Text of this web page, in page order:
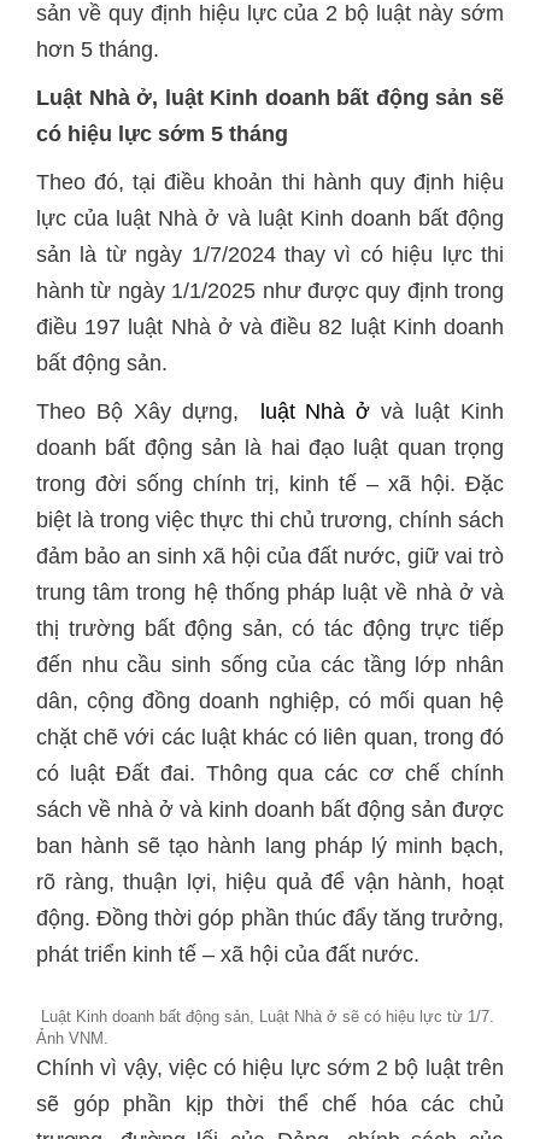
sản về quy định hiệu lực của 2 bộ luật này sớm
hơn 5 tháng.
Luật Nhà ở, luật Kinh doanh bất động sản sẽ
có hiệu lực sớm 5 tháng
Theo đó, tại điều khoản thi hành quy định hiệu
lực của luật Nhà ở và luật Kinh doanh bất động
sản là từ ngày 1/7/2024 thay vì có hiệu lực thi
hành từ ngày 1/1/2025 như được quy định trong
điều 197 luật Nhà ở và điều 82 luật Kinh doanh
bất động sản.
Theo Bộ Xây dựng,
luật Nhà ởvà luật Kinh
doanh bất động sản là hai đạo luật quan trọng
trong đời sống chính trị, kinh tế – xã hội. Đặc
biệt là trong việc thực thi chủ trương, chính sách
đảm bảo an sinh xã hội của đất nước, giữ vai trò
trung tâm trong hệ thống pháp luật về nhà ở và
thị trường bất động sản, có tác động trực tiếp
đến nhu cầu sinh sống của các tầng lớp nhân
dân, cộng đồng doanh nghiệp, có mối quan hệ
chặt chẽ với các luật khác có liên quan, trong đó
có luật Đất đai. Thông qua các cơ chế chính
sách về nhà ở và kinh doanh bất động sản được
ban hành sẽ tạo hành lang pháp lý minh bạch,
rõ ràng, thuận lợi, hiệu quả để vận hành, hoạt
động. Đồng thời góp phần thúc đẩy tăng trưởng,
phát triển kinh tế – xã hội của đất nước.
Luật Kinh doanh bất động sản, Luật Nhà ở sẽ có hiệu lực từ 1/7.
Ảnh VNM.
Chính vì vậy, việc có hiệu lực sớm 2 bộ luật trên
sẽ góp phần kịp thời thể chế hóa các chủ